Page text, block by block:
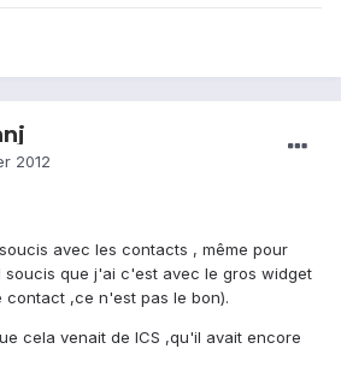
2012
avec les contacts , même pour
soucis que j'ai c'est avec le gros widget
contact ,ce n'est pas le bon).
cela venait de ICS ,qu'il avait encore